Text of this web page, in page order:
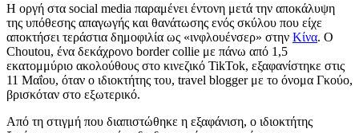
Η οργή στα social media παραμένει έντονη μετά την αποκάλυψη
της υπόθεσης απαγωγής και θανάτωσης ενός σκύλου που είχε
αποκτήσει τεράστια δημοφιλία ως «ινφλουένσερ» στην Κίνα. Ο
Choutou, ένα δεκάχρονο border collie με πάνω από 1,5
εκατομμύριο ακολούθους στο κινεζικό TikTok, εξαφανίστηκε στις
11 Μαΐου, όταν ο ιδιοκτήτης του, travel blogger με το όνομα Γκούο,
βρισκόταν στο εξωτερικό.
Από τη στιγμή που διαπιστώθηκε η εξαφάνιση, ο ιδιοκτήτης